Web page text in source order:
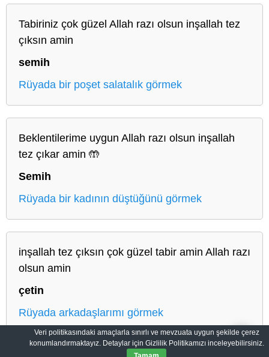
Tabiriniz çok güzel Allah razı olsun inşallah tez
çıksın amin
semih
Rüyada bir poşet salatalık görmek
Beklentilerime uygun Allah razı olsun inşallah
tez çıkar amin 🤲
Semih
Rüyada bir kadının düştüğünü görmek
inşallah tez çıksın çok güzel tabir amin Allah razı
olsun amin
çetin
Rüyada arkadaşlarımı görmek
Veri politikasındaki amaçlarla sınırlı ve mevzuata uygun şekilde çerez
konumlandırmaktayız. Detaylar için Gizlilik Politikamızı inceleyebilirsiniz.